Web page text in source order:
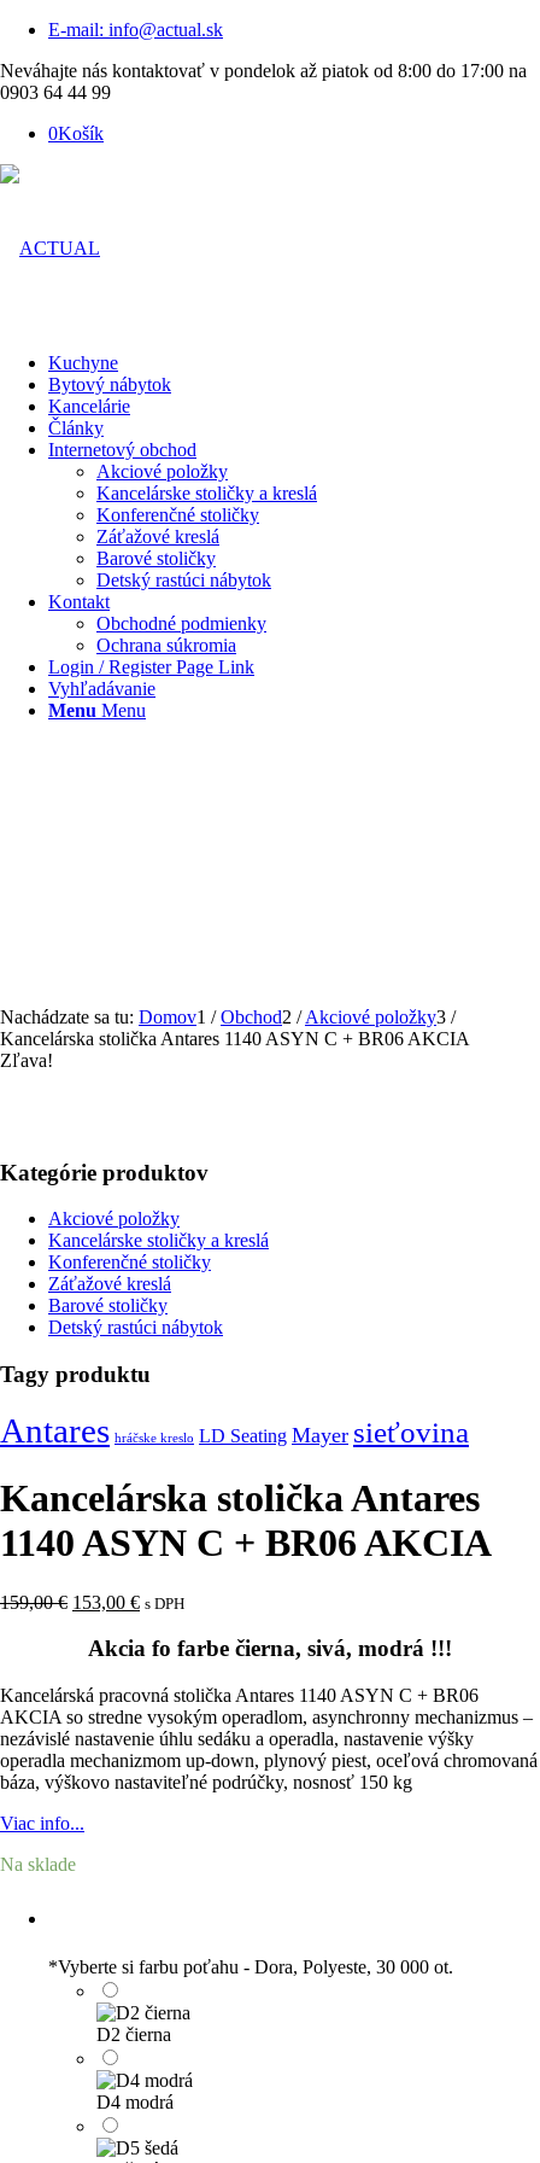
E-mail: info@actual.sk
Neváhajte nás kontaktovať v pondelok až piatok od 8:00 do 17:00 na
0903 64 44 99
0Košík
Kuchyne
Bytový nábytok
Kancelárie
Články
Internetový obchod
Akciové položky
Kancelárske stoličky a kreslá
Konferenčné stoličky
Záťažové kreslá
Barové stoličky
Detský rastúci nábytok
Kontakt
Obchodné podmienky
Ochrana súkromia
Login / Register Page Link
Vyhľadávanie
Menu Menu
Nachádzate sa tu: Domov1 / Obchod2 / Akciové položky3 /
Kancelárska stolička Antares 1140 ASYN C + BR06 AKCIA
Zľava!
Kategórie produktov
Akciové položky
Kancelárske stoličky a kreslá
Konferenčné stoličky
Záťažové kreslá
Barové stoličky
Detský rastúci nábytok
Tagy produktu
Antares hráčske kreslo LD Seating Mayer sieťovina
Kancelárska stolička Antares
1140 ASYN C + BR06 AKCIA
159,00€ 153,00 € s DPH
Akcia fo farbe čierna, sivá, modrá !!!
Kancelárská pracovná stolička Antares 1140 ASYN C + BR06
AKCIA so stredne vysokým operadlom, asynchronny mechanizmus –
nezávislé nastavenie úhlu sedáku a operadla, nastavenie výšky
operadla mechanizmom up-down, plynový piest, oceľová chromovaná
báza, výškovo nastaviteľné podrúčky, nosnosť 150 kg
Viac info...
Na sklade
*Vyberte si farbu poťahu - Dora, Polyeste, 30 000 ot.
D2 čierna
D4 modrá